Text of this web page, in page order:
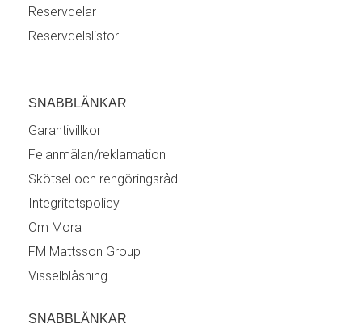
Reservdelar
Reservdelslistor
SNABBLÄNKAR
Garantivillkor
Felanmälan/reklamation
Skötsel och rengöringsråd
Integritetspolicy
Om Mora
FM Mattsson Group
Visselblåsning
SNABBLÄNKAR